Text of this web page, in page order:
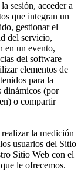
sesión, acceder a
que integran un
gestionar el
del servicio,
en un evento,
del software
elementos de
para la
dinámicos (por
o compartir
la medición
usuarios del Sitio
Sitio Web con el
le ofrecemos.